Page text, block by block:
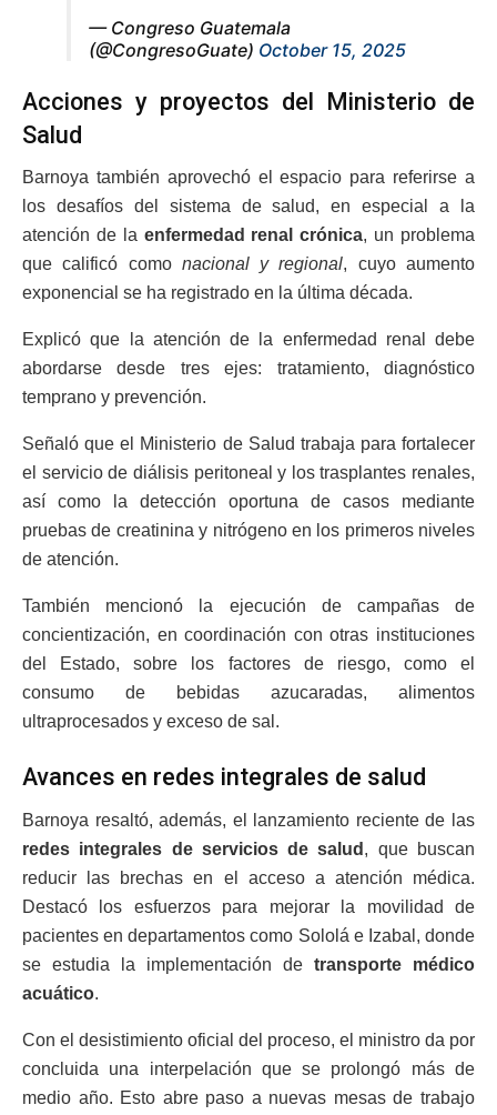
— Congreso Guatemala
(@CongresoGuate) October 15, 2025
Acciones y proyectos del Ministerio de
Salud
Barnoya también aprovechó el espacio para referirse a
los desafíos del sistema de salud, en especial a la
atención de la enfermedad renal crónica, un problema
que calificó como nacional y regional, cuyo aumento
exponencial se ha registrado en la última década.
Explicó que la atención de la enfermedad renal debe
abordarse desde tres ejes: tratamiento, diagnóstico
temprano y prevención.
Señaló que el Ministerio de Salud trabaja para fortalecer
el servicio de diálisis peritoneal y los trasplantes renales,
así como la detección oportuna de casos mediante
pruebas de creatinina y nitrógeno en los primeros niveles
de atención.
También mencionó la ejecución de campañas de
concientización, en coordinación con otras instituciones
del Estado, sobre los factores de riesgo, como el
consumo de bebidas azucaradas, alimentos
ultraprocesados y exceso de sal.
Avances en redes integrales de salud
Barnoya resaltó, además, el lanzamiento reciente de las
redes integrales de servicios de salud , que buscan
reducir las brechas en el acceso a atención médica.
Destacó los esfuerzos para mejorar la movilidad de
pacientes en departamentos como Sololá e Izabal, donde
se estudia la implementación de transporte médico
acuático.
Con el desistimiento oficial del proceso, el ministro da por
concluida una interpelación que se prolongó más de
medio año. Esto abre paso a nuevas mesas de trabajo